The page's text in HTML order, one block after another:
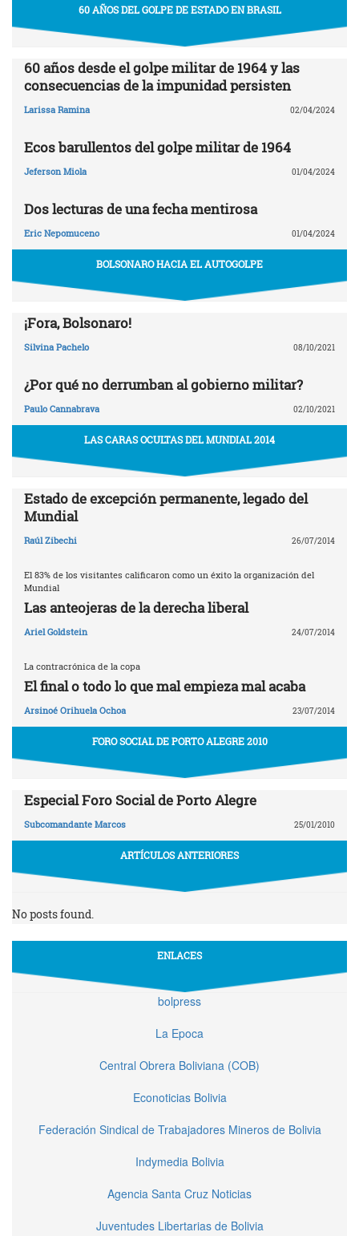
60 AÑOS DEL GOLPE DE ESTADO EN BRASIL
60 años desde el golpe militar de 1964 y las
consecuencias de la impunidad persisten
Larissa Ramina 02/04/2024
Ecos barullentos del golpe militar de 1964
Jeferson Miola 01/04/2024
Dos lecturas de una fecha mentirosa
Eric Nepomuceno 01/04/2024
BOLSONARO HACIA EL AUTOGOLPE
¡Fora, Bolsonaro!
Silvina Pachelo 08/10/2021
¿Por qué no derrumban al gobierno militar?
Paulo Cannabrava 02/10/2021
LAS CARAS OCULTAS DEL MUNDIAL 2014
Estado de excepción permanente, legado del
Mundial
Raúl Zibechi 26/07/2014
El 83% de los visitantes calificaron como un éxito la organización del
Mundial
Las anteojeras de la derecha liberal
Ariel Goldstein 24/07/2014
La contracrónica de la copa
El final o todo lo que mal empieza mal acaba
Arsinoé Orihuela Ochoa 23/07/2014
FORO SOCIAL DE PORTO ALEGRE 2010
Especial Foro Social de Porto Alegre
Subcomandante Marcos 25/01/2010
ARTÍCULOS ANTERIORES
No posts found.
ENLACES
bolpress
La Epoca
Central Obrera Boliviana (COB)
Econoticias Bolivia
Federación Sindical de Trabajadores Mineros de Bolivia
Indymedia Bolivia
Agencia Santa Cruz Noticias
Juventudes Libertarias de Bolivia